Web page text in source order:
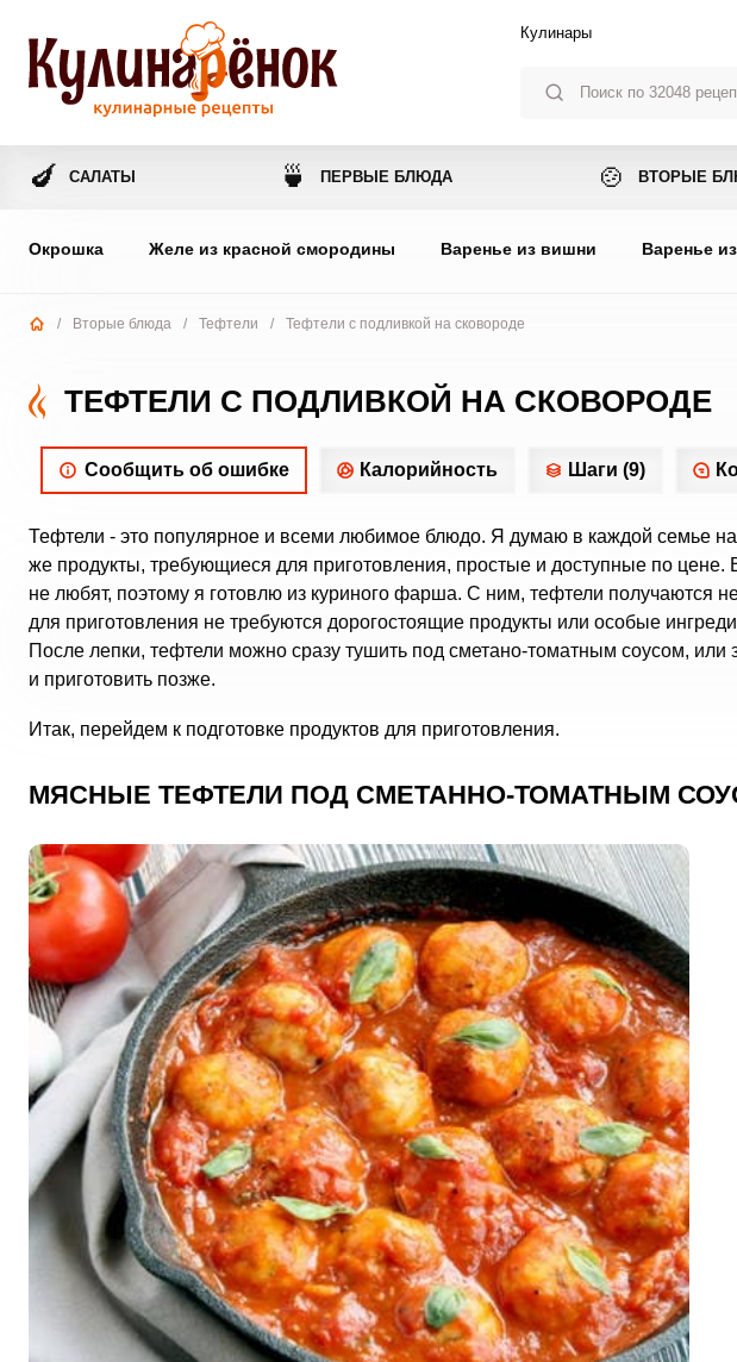
Кулинары
🍆 САЛАТЫ 🍵 ПЕРВЫЕ БЛЮДА 🍲 ВТОРЫЕ
Окрошка Желе из красной смородины Варенье из вишни Варенье
/ Вторые блюда / Тефтели / Тефтели с подливкой на сковороде
ТЕФТЕЛИ С ПОДЛИВКОЙ НА СКОВОРОДЕ
Сообщить об ошибке Калорийность Шаги (9)
Тефтели - это популярное и всеми любимое блюдо. Я думаю в каждой семье
же продукты, требующиеся для приготовления, простые и доступные по
не любят, поэтому я готовлю из куриного фарша. С ним, тефтели получаются
для приготовления не требуются дорогостоящие продукты или особые
После лепки, тефтели можно сразу тушить под сметано-томатным соусом, или
и приготовить позже.
Итак, перейдем к подготовке продуктов для приготовления.
МЯСНЫЕ ТЕФТЕЛИ ПОД СМЕТАННО-ТОМАТНЫМ